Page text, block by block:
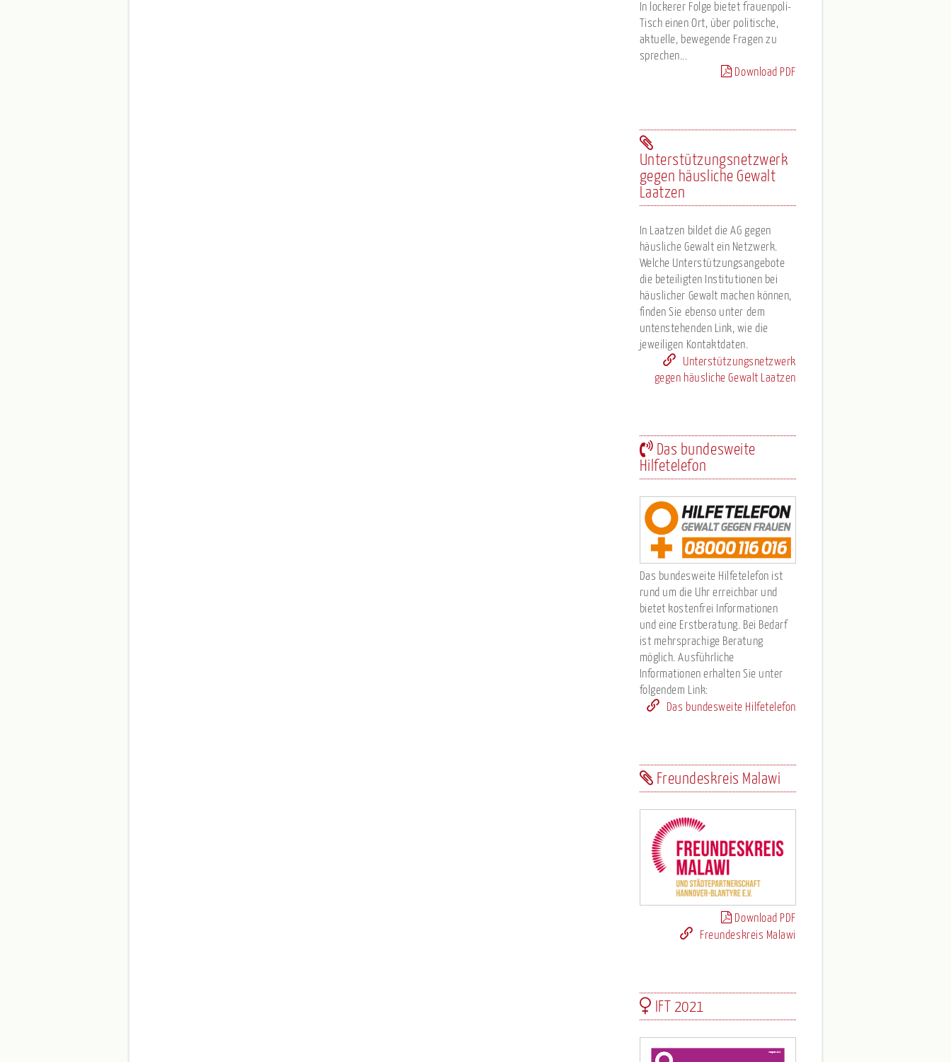
In lockerer Folge bietet frauenpoli-
Tisch einen Ort, über politische,
aktuelle, bewegende Fragen zu
sprechen...
Download PDF
Unterstützungsnetzwerk
gegen häusliche Gewalt
Laatzen
In Laatzen bildet die AG gegen
häusliche Gewalt ein Netzwerk.
Welche Unterstützungsangebote
die beteiligten Institutionen bei
häuslicher Gewalt machen können,
finden Sie ebenso unter dem
untenstehenden Link, wie die
jeweiligen Kontaktdaten.
Unterstützungsnetzwerk
gegen häusliche Gewalt Laatzen
Das bundesweite
Hilfetelefon
Das bundesweite Hilfetelefon ist
rund um die Uhr erreichbar und
bietet kostenfrei Informationen
und eine Erstberatung. Bei Bedarf
ist mehrsprachige Beratung
möglich. Ausführliche
Informationen erhalten Sie unter
folgendem Link:
Das bundesweite Hilfetelefon
Freundeskreis Malawi
Download PDF
Freundeskreis Malawi
IFT 2021